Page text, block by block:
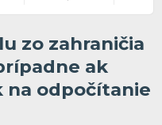
zo zahraničia
ak
na odpočítanie